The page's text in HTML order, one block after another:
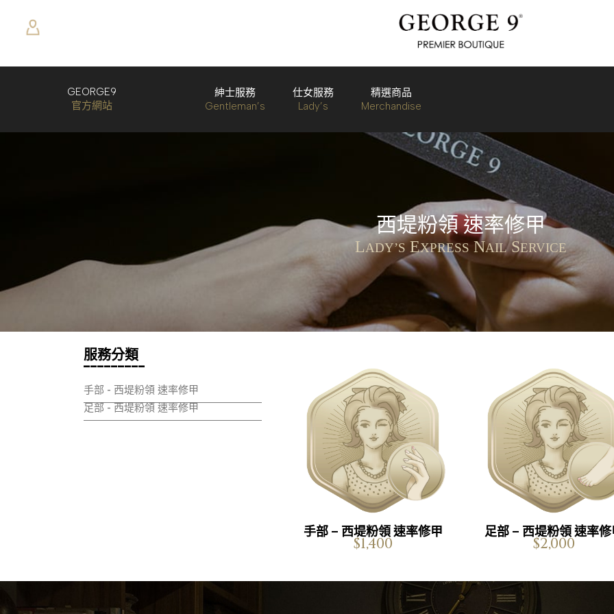
GEORGE9
官方網站
紳士服務
Gentleman’s
仕女服務
Lady’s
精選商品
Merchandise
西堤粉領 速率修甲
LADY’SEXPRESSNAILSERVICE
服務分類
_________
手部 - 西堤粉領 速率修甲
足部 - 西堤粉領 速率修甲
手部 – 西堤粉領 速率修甲
$1,400
足部 – 西堤粉領 速率修
$2,000